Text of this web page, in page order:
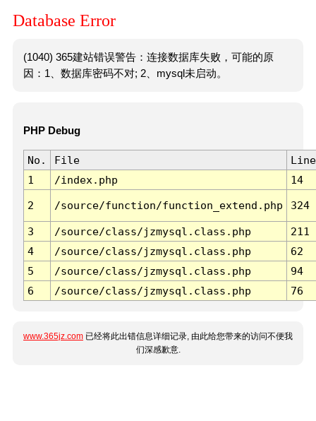
Database Error
(1040) 365建站错误警告：连接数据库失败，可能的原
因：1、数据库密码不对; 2、mysql未启动。
PHP Debug
No. File
Line
1
/index.php 14
2 /source/function/function_extend.php 324
3 /source/class/jzmysql.class.php
211
4
/source/class/jzmysql.class.php
62
5
/source/class/jzmysql.class.php
94
6
/source/class/jzmysql.class.php 76
www.365jz.com 已经将此出错信息详细记录, 由此给您带来的访问不便我
们深感歉意.